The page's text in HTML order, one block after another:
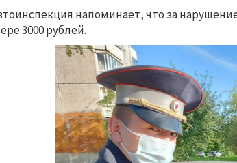
напоминает, что за
3000 рублей.